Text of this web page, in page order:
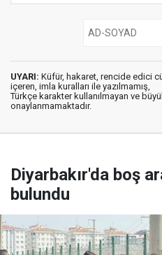
UYARI: Küfür, hakaret, rencide edici
içeren, imla kuralları ile yazılmamış,
Türkçe karakter kullanılmayan ve
onaylanmamaktadır.
Diyarbakır'da boş
bulundu